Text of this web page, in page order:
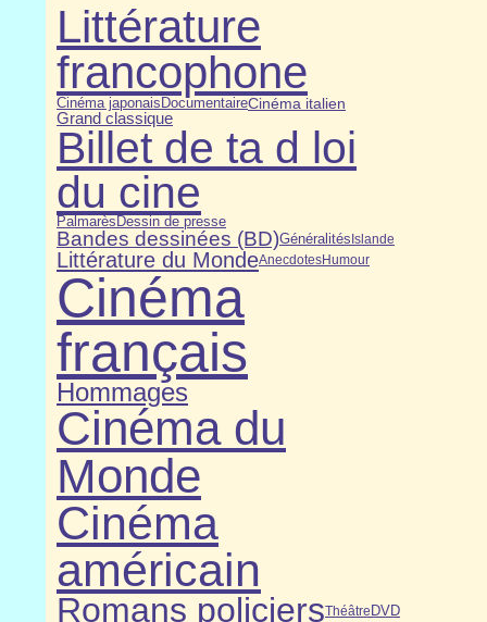
Littérature
francophone
Cinéma japonais DocumentaireCinéma italien
Grand classique
Billet de ta d loi
du cine
Palmarès Dessin de presse
Bandes dessinées (BD)GénéralitésIslande
Littérature du MondeAnecdotesHumour
Cinéma
français
Hommages
Cinéma du
Monde
Cinéma
américain
Romans policiersThéâtre DVD